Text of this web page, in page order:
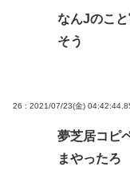
なんJのこ
そう
26 : 2021/07/23(金)
夢芝居コピ
まやったろ